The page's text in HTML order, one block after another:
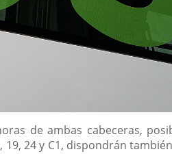
de ambas cabeceras,
24 y C1, dispondrán